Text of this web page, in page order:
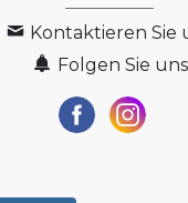
Kontaktieren Sie
Folgen Sie uns